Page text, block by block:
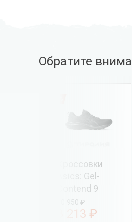
Обратите
Кроссовки
Asics: Gel-
Contend 9
10 950 ₽
8 213 ₽